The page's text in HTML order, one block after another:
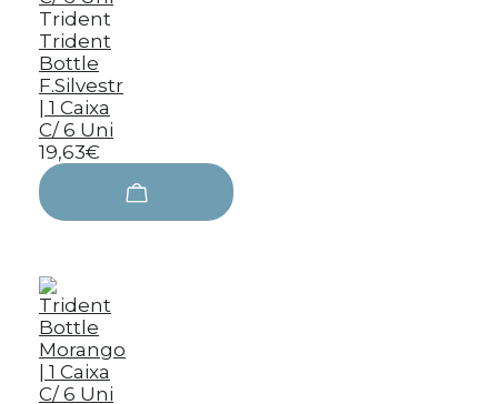
Trident
Trident
Bottle
F.Silvestr
| 1 Caixa
C/ 6 Uni
19,63€